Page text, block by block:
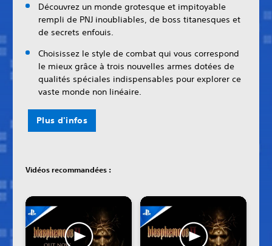
Découvrez un monde grotesque et impitoyable
rempli de PNJ inoubliables, de boss titanesques et
de secrets enfouis.
Choisissez le style de combat qui vous correspond
le mieux grâce à trois nouvelles armes dotées de
qualités spéciales indispensables pour explorer ce
vaste monde non linéaire.
Plus d'infos
Vidéos recommandées :